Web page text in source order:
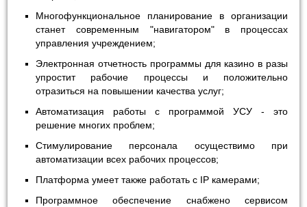
Многофункциональное планирование в организации
станет современным "навигатором" в процессах
управления учреждением;
Электронная отчетность программы для казино в разы
упростит рабочие процессы и положительно
отразиться на повышении качества услуг;
Автоматизация работы с программой УСУ - это
решение многих проблем;
Стимулирование персонала осуществимо при
автоматизации всех рабочих процессов;
Платформа умеет также работать с IP камерами;
Программное обеспечение снабжено сервисом